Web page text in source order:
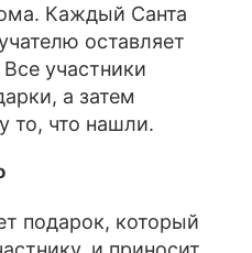
Каждый Санта
оставляет
участники
а затем
то, что нашли.
подарок, который